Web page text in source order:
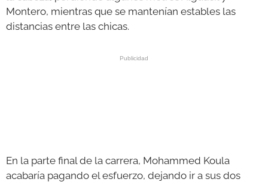
Montero, mientras que se mantenían estables las
distancias entre las chicas.
En la parte final de la carrera, Mohammed Koula
acabaría pagando el esfuerzo, dejando ir a sus dos